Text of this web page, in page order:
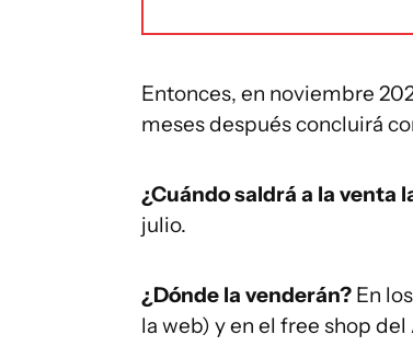
Entonces, en noviembre
meses después concluirá
¿Cuándo saldrá a la venta
julio.
¿Dónde la venderán? En
la web) y en el free shop